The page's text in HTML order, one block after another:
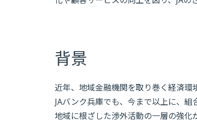
背景
近年、地域金融機関を取り巻く経済環
JAバンク兵庫でも、今まで以上に、
地域に根ざした渉外活動の一層の強化